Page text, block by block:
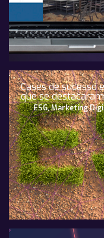
Cases de sucesso
que se
ESG,Marketing